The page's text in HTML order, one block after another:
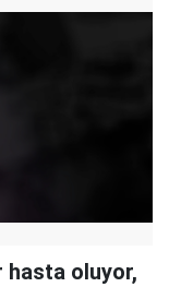
hasta oluyor,